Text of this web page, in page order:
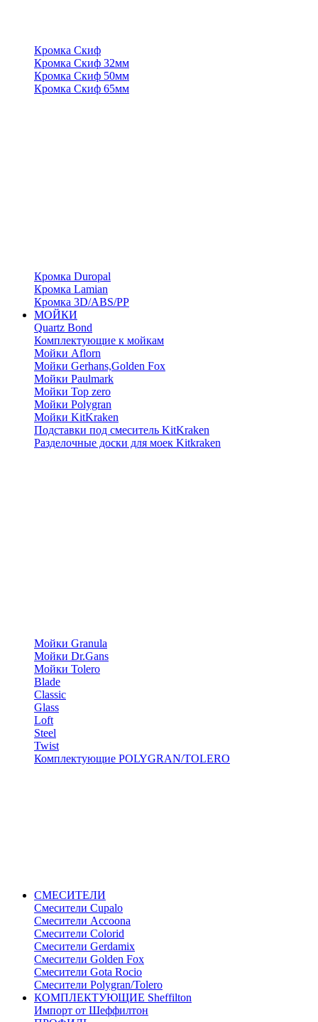
Кромка Скиф
Кромка Скиф 32мм
Кромка Скиф 50мм
Кромка Скиф 65мм
Кромка Duropal
Кромка Lamian
Кромка 3D/ABS/PP
МОЙКИ
Quartz Bond
Комплектующие к мойкам
Мойки Aflorn
Мойки Gerhans,Golden Fox
Мойки Paulmark
Мойки Top zero
Мойки Polygran
Мойки KitKraken
Подставки под смеситель KitKraken
Разделочные доски для моек Kitkraken
Мойки Granula
Мойки Dr.Gans
Мойки Tolero
Blade
Classic
Glass
Loft
Steel
Twist
Комплектующие POLYGRAN/TOLERO
СМЕСИТЕЛИ
Cмесители Cupalo
Смесители Accoona
Смесители Colorid
Смесители Gerdamix
Смесители Golden Fox
Смесители Gota Rocio
Смесители Polygran/Tolero
КОМПЛЕКТУЮЩИЕ Sheffilton
Импорт от Шеффилтон